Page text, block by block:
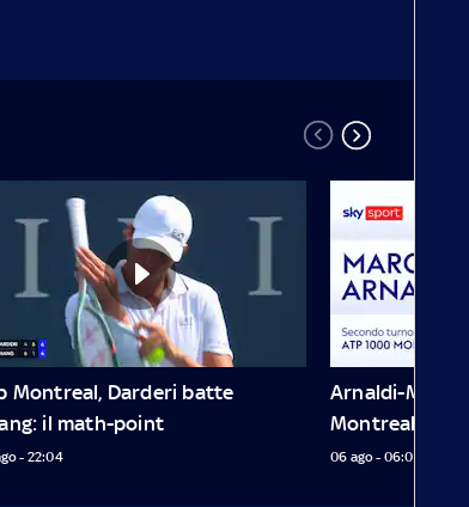
Montreal, Darderi batte
il math-point
- 22:04
Arnaldi-
Montreal
06 ago - 06:09